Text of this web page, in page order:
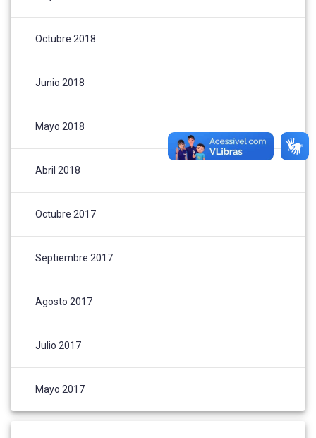
Octubre 2018
Junio 2018
Mayo 2018
Abril 2018
Octubre 2017
Septiembre 2017
Agosto 2017
Julio 2017
Mayo 2017